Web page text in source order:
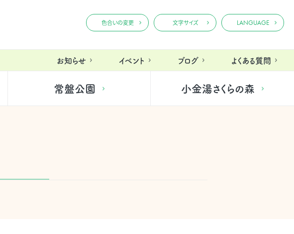
色合いの変更 文字サイズ LANGUAGE
お知らせ イベント ブログ よくある質問
常盤公園 小金湯さくらの森